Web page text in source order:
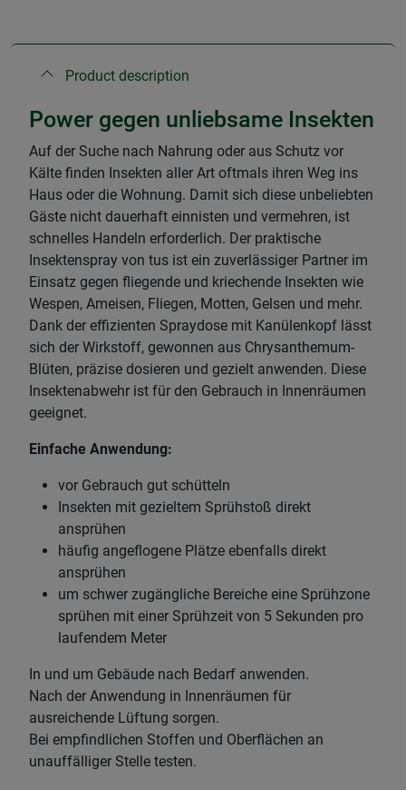
Product description
Power gegen unliebsame Insekten
Auf der Suche nach Nahrung oder aus Schutz vor
Kälte finden Insekten aller Art oftmals ihren Weg ins
Haus oder die Wohnung. Damit sich diese unbeliebten
Gäste nicht dauerhaft einnisten und vermehren, ist
schnelles Handeln erforderlich. Der praktische
Insektenspray von tus ist ein zuverlässiger Partner im
Einsatz gegen fliegende und kriechende Insekten wie
Wespen, Ameisen, Fliegen, Motten, Gelsen und mehr.
Dank der effizienten Spraydose mit Kanülenkopf lässt
sich der Wirkstoff, gewonnen aus Chrysanthemum-
Blüten, präzise dosieren und gezielt anwenden. Diese
Insektenabwehr ist für den Gebrauch in Innenräumen
geeignet.
Einfache Anwendung:
vor Gebrauch gut schütteln
Insekten mit gezieltem Sprühstoß direkt
ansprühen
häufig angeflogene Plätze ebenfalls direkt
ansprühen
um schwer zugängliche Bereiche eine Sprühzone
sprühen mit einer Sprühzeit von 5 Sekunden pro
laufendem Meter
In und um Gebäude nach Bedarf anwenden.
Nach der Anwendung in Innenräumen für
ausreichende Lüftung sorgen.
Bei empfindlichen Stoffen und Oberflächen an
unauffälliger Stelle testen.